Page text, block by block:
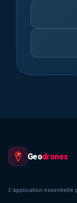
Geodrones
L’application essentielle